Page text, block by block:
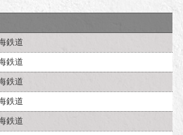
鉄道
鉄道
鉄道
鉄道
鉄道